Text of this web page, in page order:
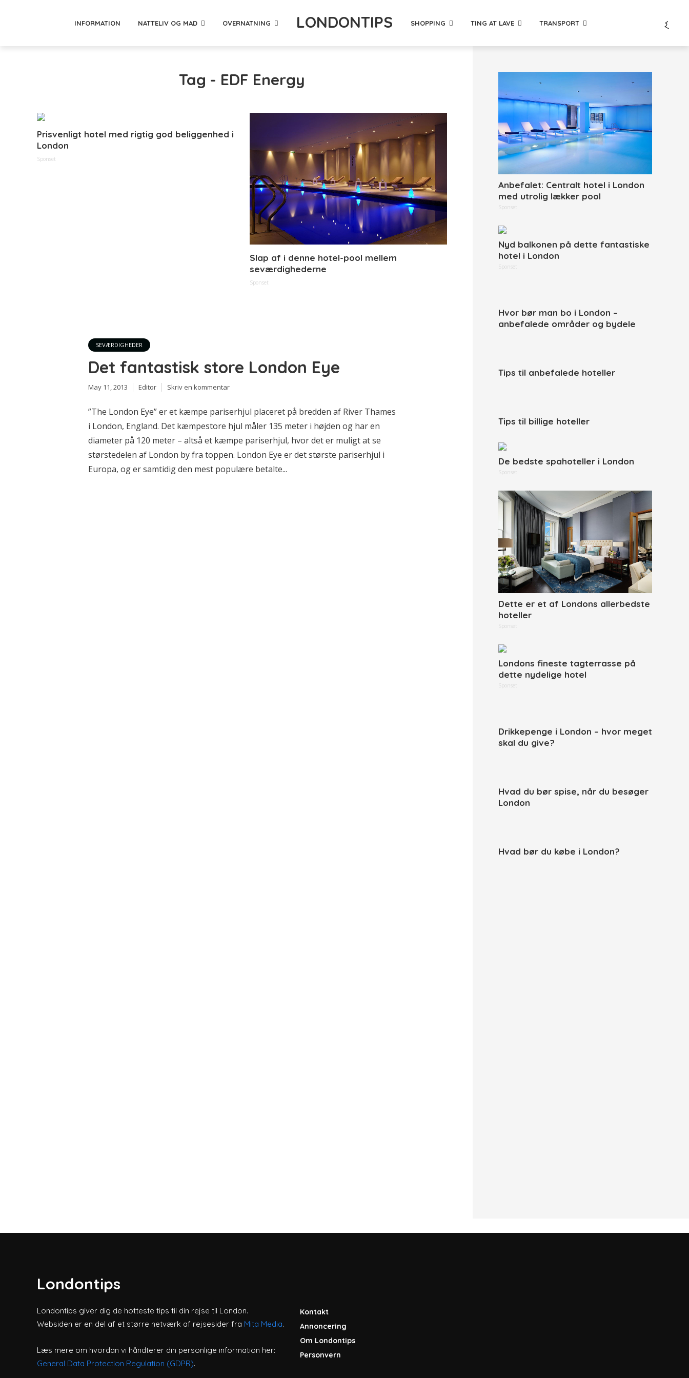
INFORMATION NATTELIV OG MAD OVERNATNING LONDONTIPS SHOPPING TING AT LAVE TRANSPORT
Tag - EDF Energy
Prisvenligt hotel med rigtig god beliggenhed i
London
Sponset
Slap af i denne hotel-pool mellem
seværdighederne
Sponset
SEVÆRDIGHEDER
Det fantastisk store London Eye
May 11, 2013 Editor Skriv en kommentar
”The London Eye” er et kæmpe pariserhjul placeret på bredden af River Thames
i London, England. Det kæmpestore hjul måler 135 meter i højden og har en
diameter på 120 meter – altså et kæmpe pariserhjul, hvor det er muligt at se
størstedelen af London by fra toppen. London Eye er det største pariserhjul i
Europa, og er samtidig den mest populære betalte...
Anbefalet: Centralt hotel i London
med utrolig lækker pool
Sponset
Nyd balkonen på dette fantastiske
hotel i London
Sponset
Hvor bør man bo i London –
anbefalede områder og bydele
Tips til anbefalede hoteller
Tips til billige hoteller
De bedste spahoteller i London
Sponset
Dette er et af Londons allerbedste
hoteller
Sponset
Londons fineste tagterrasse på
dette nydelige hotel
Sponset
Drikkepenge i London – hvor meget
skal du give?
Hvad du bør spise, når du besøger
London
Hvad bør du købe i London?
Londontips
Londontips giver dig de hotteste tips til din rejse til London.
Websiden er en del af et større netværk af rejsesider fra Mita Media.
Læs mere om hvordan vi håndterer din personlige information her:
General Data Protection Regulation (GDPR).
Kontakt
Annoncering
Om Londontips
Personvern